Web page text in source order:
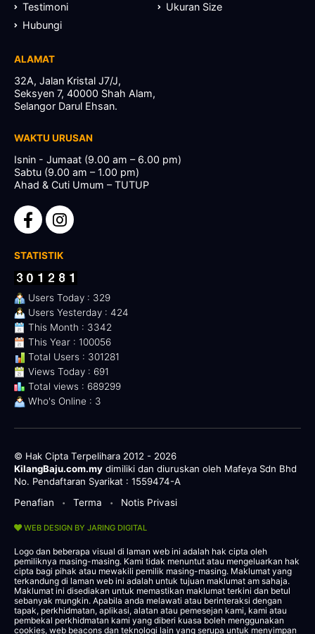
Testimoni
Ukuran Size
Hubungi
ALAMAT
32A, Jalan Kristal J7/J,
Seksyen 7, 40000 Shah Alam,
Selangor Darul Ehsan.
WAKTU URUSAN
Isnin - Jumaat (9.00 am – 6.00 pm)
Sabtu (9.00 am – 1.00 pm)
Ahad & Cuti Umum – TUTUP
STATISTIK
Users Today : 329
Users Yesterday : 424
This Month : 3342
This Year : 100056
Total Users : 301281
Views Today : 691
Total views : 689299
Who's Online : 3
© Hak Cipta Terpelihara 2012 - 2026
KilangBaju.com.my dimiliki dan diuruskan oleh Mafeya Sdn Bhd
No. Pendaftaran Syarikat : 1559474-A
Penafian
• Terma • Notis Privasi
WEB DESIGN BY JARING DIGITAL
Logo dan beberapa visual di laman web ini adalah hak cipta oleh
pemiliknya masing-masing. Kami tidak menuntut atau mengeluarkan hak
cipta bagi pihak atau mewakili pemilik masing-masing. Maklumat yang
terkandung di laman web ini adalah untuk tujuan maklumat am sahaja.
Maklumat ini disediakan untuk memastikan maklumat terkini dan betul
sebanyak mungkin. Apabila anda melawati atau berinteraksi dengan
tapak, perkhidmatan, aplikasi, alatan atau pemesejan kami, kami atau
pembekal perkhidmatan kami yang diberi kuasa boleh menggunakan
cookies, web beacons dan teknologi lain yang serupa untuk menyimpan